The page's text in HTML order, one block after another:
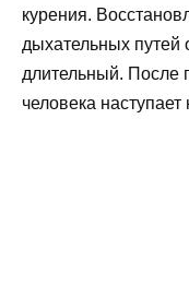
курения.
дыхательных путей
длительный. После
человека